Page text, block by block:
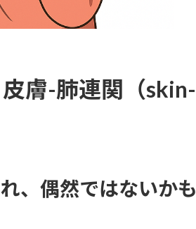
膚-肺連関（skin-
、偶然ではないかも